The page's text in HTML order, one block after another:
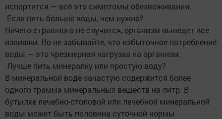
испортится — всё это симптомы обезвоживания.
Если пить больше воды, чем нужно?
Ничего страшного не случится, организм выведет все
излишки. Но не забывайте, что избыточное потребление
воды — это чрезмерная нагрузка на организм.
Лучше пить минералку или простую воду?
В минеральной воде зачастую содержится более
одного грамма минеральных веществ на литр. В
бутылке лечебно-столовой или лечебной минеральной
воды может быть половина суточной нормы